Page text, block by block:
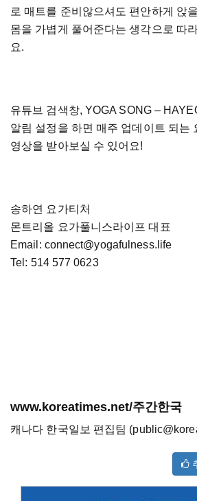
로 매트를 준비않으셔도 편안하게 앉
몸을 가볍게 풀어준다는 생각으로 따
요.
유튜브 검색창, YOGA SONG –
알림 설정을 하면 매주 업데이트 되는
영상을 받아보실 수 있어요!
송하연 요가티처
몬트리올 요가풀니스라이프 대표
Email: connect@yogafulness.life
Tel: 514 577 0623
www.koreatimes.net/주간한국
캐나다 한국일보 편집팀